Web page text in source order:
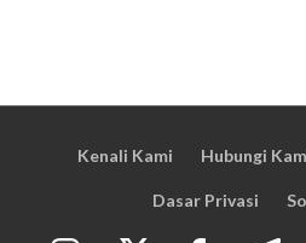
Kenali Kami Hubungi
Dasar Privasi